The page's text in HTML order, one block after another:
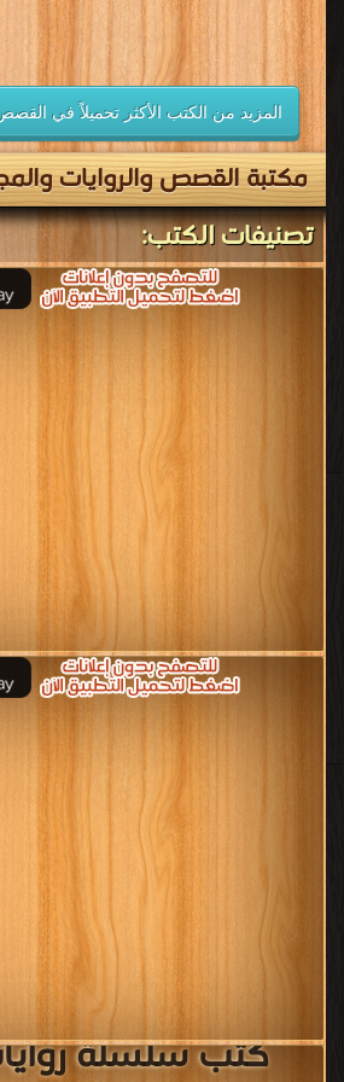
المزيد من الكتب الأكثر تحميلاً في
مكتبة القصص والروايات
تصنيفات الكتب:
كتب سلسلة